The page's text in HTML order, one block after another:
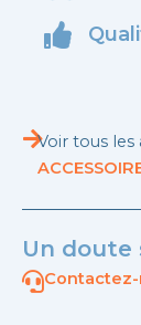
Voir tous les
Un doute